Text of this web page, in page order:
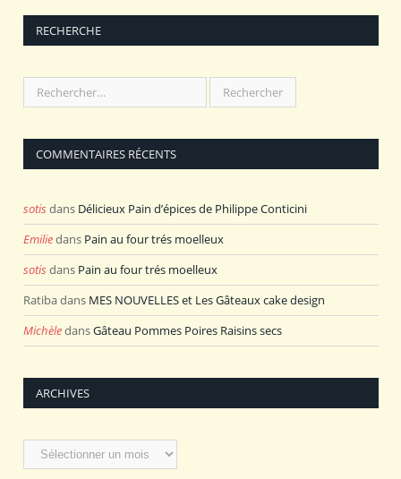
RECHERCHE
COMMENTAIRES RÉCENTS
sotis dans Délicieux Pain d’épices de Philippe Conticini
Emiliedans Pain au four trés moelleux
sotis dans Pain au four trés moelleux
Ratibadans MES NOUVELLES et Les Gâteaux cake design
MichèledansGâteau Pommes Poires Raisins secs
ARCHIVES
Archives